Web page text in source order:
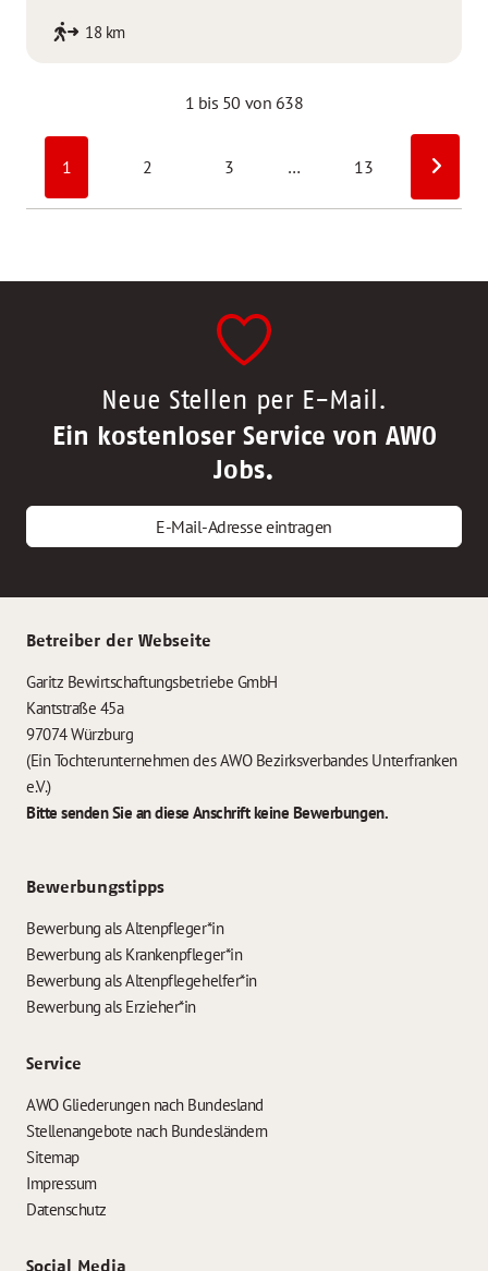
18 km
1 bis 50 von 638
1 2 3 … 13
Neue Stellen per E-Mail.
Ein kostenloser Service von AWO
Jobs.
E-Mail-Adresse eintragen
Betreiber der Webseite
Garitz Bewirtschaftungsbetriebe GmbH
Kantstraße 45a
97074 Würzburg
(Ein Tochterunternehmen des AWO Bezirksverbandes Unterfranken
e.V.)
Bitte senden Sie an diese Anschrift keine Bewerbungen.
Bewerbungstipps
Bewerbung als Altenpfleger*in
Bewerbung als Krankenpfleger*in
Bewerbung als Altenpflegehelfer*in
Bewerbung als Erzieher*in
Service
AWO Gliederungen nach Bundesland
Stellenangebote nach Bundesländern
Sitemap
Impressum
Datenschutz
Social Media